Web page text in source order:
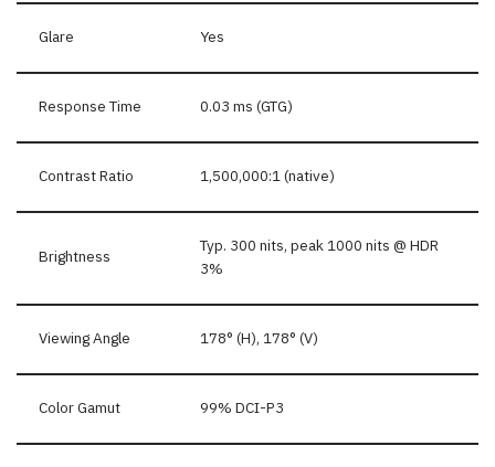
Glare Yes
Response Time 0.03 ms (GTG)
Contrast Ratio 1,500,000:1 (native)
Brightness
Typ. 300 nits, peak 1000 nits @ HDR
3%
Viewing Angle 178° (H), 178° (V)
Color Gamut 99% DCI-P3